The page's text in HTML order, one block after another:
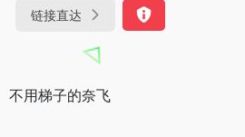
链接直达
不用梯子的奈飞